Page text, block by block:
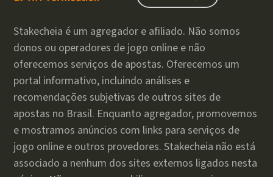
Stakecheia é um agregador e afiliado. Não somos
donos ou operadores de jogo online e não
oferecemos serviços de apostas. Oferecemos um
portal informativo, incluindo análises e
recomendações subjetivas de outros sites de
apostas no Brasil. Enquanto agregador, promovemos
e mostramos anúncios com links para serviços de
jogo online e outros provedores. Stakecheia não está
associado a nenhum dos sites externos ligados nesta